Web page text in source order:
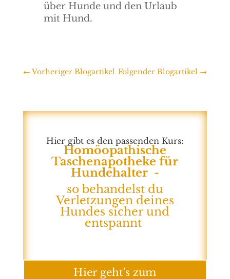
über Hunde und den Urlaub
mit Hund.
←Vorheriger Blogartikel Folgender Blogartikel →
Hier gibt es den passenden Kurs:
Homöopathische
Taschenapotheke für
Hundehalter -
so behandelst du
Verletzungen deines
Hundes sicher und
entspannt
Hier geht's zum